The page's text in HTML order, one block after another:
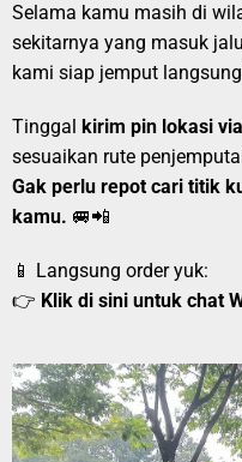
Selama kamu masih di
sekitarnya yang masuk
kami siap jemput
Tinggal kirim pin lokasi
sesuaikan rute
Gak perlu repot cari titik
kamu. 🚐📲
📱 Langsung order yuk:
👉 Klik di sini untuk chat